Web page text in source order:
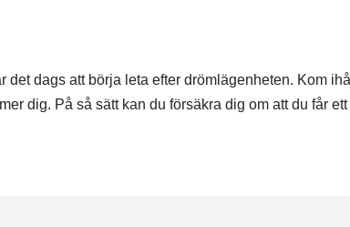
dags att börja leta efter drömlägenheten. Kom
dig. På så sätt kan du försäkra dig om att du får